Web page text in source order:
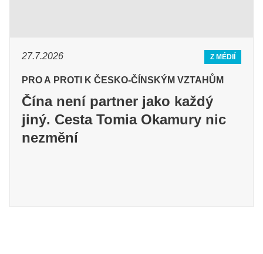
27.7.2026 Z MÉDIÍ
PRO A PROTI K ČESKO-ČÍNSKÝM VZTAHŮM
Čína není partner jako každý
jiný. Cesta Tomia Okamury nic
nezmění